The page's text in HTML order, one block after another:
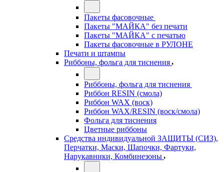
Пакеты фасовочные
Пакеты "МАЙКА" без печати
Пакеты "МАЙКА" с печатью
Пакеты фасовочные в РУЛОНЕ
Печати и штампы
Риббоны, фольга для тиснения
Риббоны, фольга для тиснения
Риббон RESIN (смола)
Риббон WAX (воск)
Риббон WAX/RESIN (воск/смола)
Фольга для тиснения
Цветные риббоны
Средства индивидуальной ЗАЩИТЫ (СИЗ),
Перчатки, Маски, Шапочки, Фартуки,
Нарукавники, Комбинезоны